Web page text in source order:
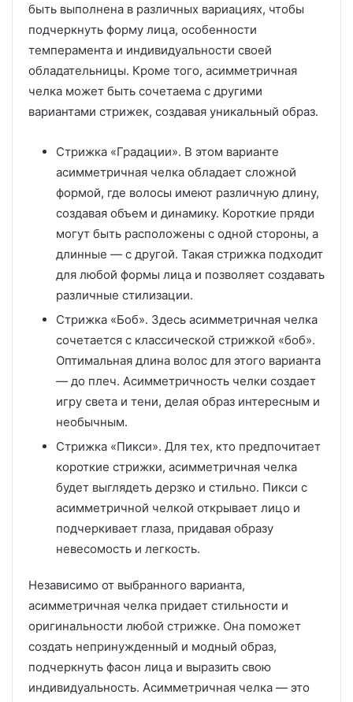
быть выполнена в различных вариациях, чтобы
подчеркнуть форму лица, особенности
темперамента и индивидуальности своей
обладательницы. Кроме того, асимметричная
челка может быть сочетаема с другими
вариантами стрижек, создавая уникальный образ.
Стрижка «Градации». В этом варианте
асимметричная челка обладает сложной
формой, где волосы имеют различную длину,
создавая объем и динамику. Короткие пряди
могут быть расположены с одной стороны, а
длинные — с другой. Такая стрижка подходит
для любой формы лица и позволяет создавать
различные стилизации.
Стрижка «Боб». Здесь асимметричная челка
сочетается с классической стрижкой «боб».
Оптимальная длина волос для этого варианта
— до плеч. Асимметричность челки создает
игру света и тени, делая образ интересным и
необычным.
Стрижка «Пикси». Для тех, кто предпочитает
короткие стрижки, асимметричная челка
будет выглядеть дерзко и стильно. Пикси с
асимметричной челкой открывает лицо и
подчеркивает глаза, придавая образу
невесомость и легкость.
Независимо от выбранного варианта,
асимметричная челка придает стильности и
оригинальности любой стрижке. Она поможет
создать непринужденный и модный образ,
подчеркнуть фасон лица и выразить свою
индивидуальность. Асимметричная челка — это